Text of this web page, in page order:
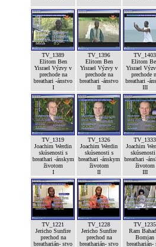
TV_1389
Elitom Ben
Yisrael Výzvy v
prechode na
breathari -ánstvo
I
TV_1396
Elitom Ben
Yisrael Výzvy v
prechode na
breathari -ánstvo
II
TV_1403
Elitom
Yisrael
prechode
breathari -
III
TV_1319
Joachim Werdin
skúsenosti s
breathari -ánskym
životom
I
TV_1326
Joachim Werdin
skúsenosti s
breathari -ánskym
životom
II
TV_1333
Joachim
breathari -
životom
III
TV_1221
Jericho Sunfire
prechod na
breatharián- stvo
TV_1228
Jericho Sunfire
prechod na
breatharián- stvo
TV_1235
Ram
Bomjan
breatharián-